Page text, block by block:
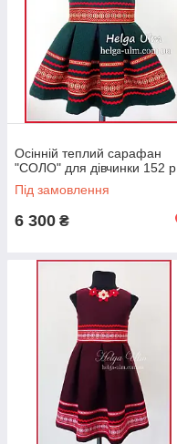
Осінній теплий сарафан
"СОЛО" для дівчинки 152 р.
Під замовлення
6 300 ₴